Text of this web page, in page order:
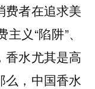
费者在追求美
义“陷阱”、
香水尤其是高
么，中国香水